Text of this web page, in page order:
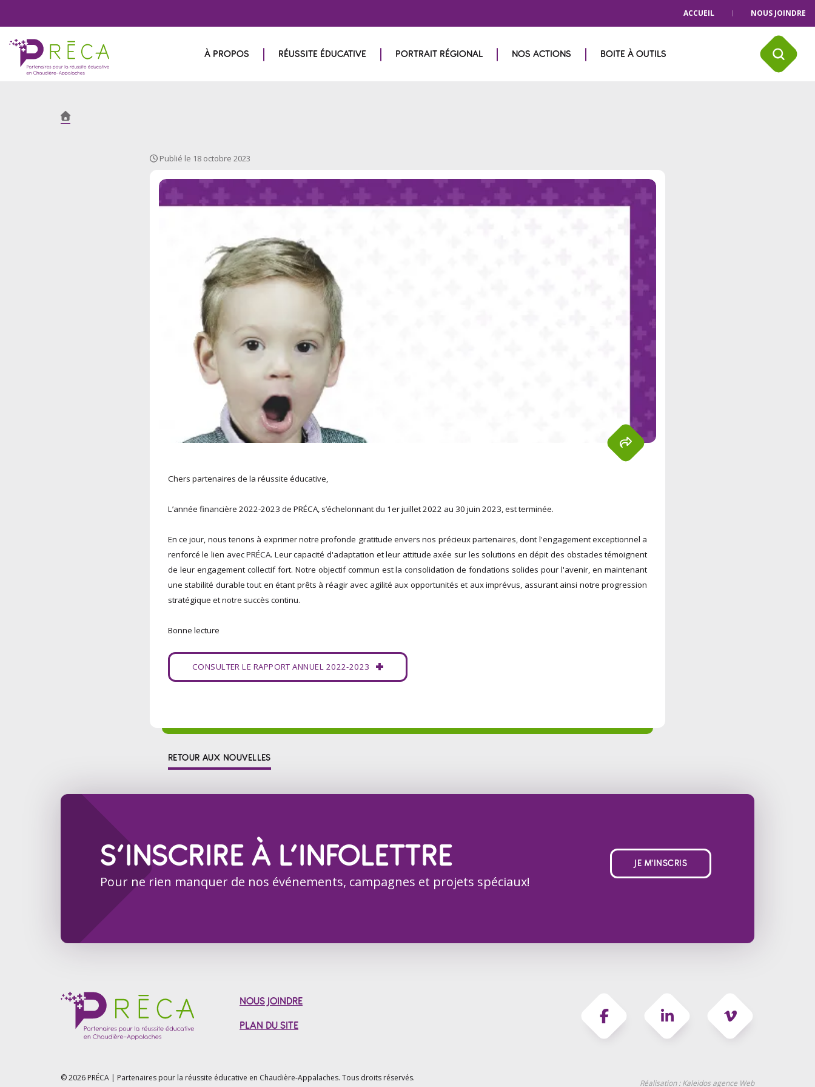
ACCUEIL NOUS JOINDRE
À PROPOS RÉUSSITE ÉDUCATIVE PORTRAIT RÉGIONAL NOS ACTIONS BOITE À OUTILS
Publié le 18 octobre 2023
Chers partenaires de la réussite éducative,
L’année financière 2022-2023 de PRÉCA, s’échelonnant du 1er juillet 2022 au 30 juin 2023, est terminée.
En ce jour, nous tenons à exprimer notre profonde gratitude envers nos précieux partenaires, dont l'engagement exceptionnel a
renforcé le lien avec PRÉCA. Leur capacité d'adaptation et leur attitude axée sur les solutions en dépit des obstacles témoignent
de leur engagement collectif fort. Notre objectif commun est la consolidation de fondations solides pour l'avenir, en maintenant
une stabilité durable tout en étant prêts à réagir avec agilité aux opportunités et aux imprévus, assurant ainsi notre progression
stratégique et notre succès continu.
Bonne lecture
CONSULTER LE RAPPORT ANNUEL 2022-2023
RETOUR AUX NOUVELLES
S’INSCRIRE À L’INFOLETTRE
Pour ne rien manquer de nos événements, campagnes et projets spéciaux!
JE M'INSCRIS
NOUS JOINDRE
PLAN DU SITE
© 2026 PRÉCA | Partenaires pour la réussite éducative en Chaudière-Appalaches. Tous droits réservés.
Réalisation :Kaleidos agence Web